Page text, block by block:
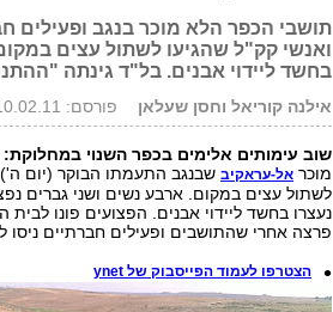
תושבי הכפר הלא מוכר בנגב ופעילים
ואנשי קק"ל שהגיעו לשתול עצים
בחשד ליידוי אבנים. בל"ד גינתה
אילנה קוריאל וחסן שעלאן פורסם: 10.02.11, 11:29
שוב עימותים אלימים בכפר השנוי במחלוקת:
מוכר אל-עראקיבשבנגב התעמתו הבוקר (יום ה')
לשתול עצים במקום. ארבע נשים ושני גברים
נעצרו בחשד ליידוי אבנים. הפצועים פונו
פרצה אחרי שהתושבים ופעילים חברתיים
הצטרפו לעמוד הפייסבוק של ynet